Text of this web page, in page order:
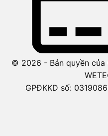
© 2026 - Bản quyền của
GPĐKKD số: